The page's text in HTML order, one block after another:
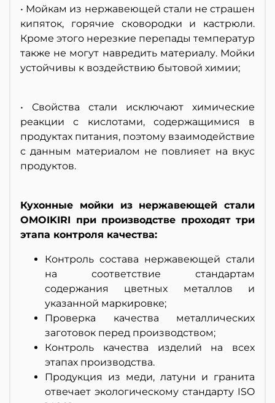
• Мойкам из нержавеющей стали не страшен
кипяток, горячие сковородки и кастрюли.
Кроме этого нерезкие перепады температур
также не могут навредить материалу. Мойки
устойчивы к воздействию бытовой химии;
• Свойства стали исключают химические
реакции с кислотами, содержащимися в
продуктах питания, поэтому взаимодействие
с данным материалом не повлияет на вкус
продуктов.
Кухонные мойки из нержавеющей стали
OMOIKIRI при производстве проходят три
этапа контроля качества:
Контроль состава нержавеющей стали
на соответствие стандартам
содержания цветных металлов и
указанной маркировке;
Проверка качества металлических
заготовок перед производством;
Контроль качества изделий на всех
этапах производства.
Продукция из меди, латуни и гранита
отвечает экологическому стандарту ISO